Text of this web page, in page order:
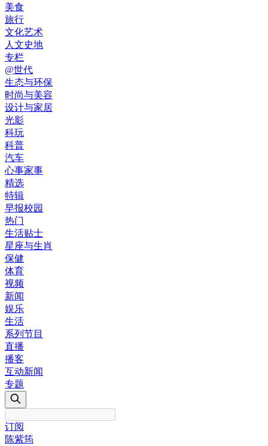
美食
旅行
文化艺术
人文史地
专栏
@世代
生态与环保
时尚与美容
设计与家居
光影
科玩
科普
汽车
心事家事
精选
特辑
早报校园
热门
生活贴士
星座与生肖
保健
体育
视频
新闻
娱乐
生活
系列节目
直播
播客
互动新闻
专题
订阅
陈紫筠